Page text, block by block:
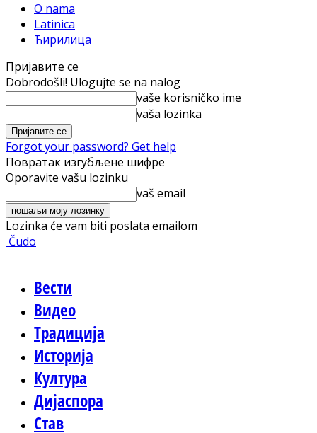
O nama
Latinica
Ћирилица
Пријавите се
Dobrodošli! Ulogujte se na nalog
vaše korisničko ime
vaša lozinka
Forgot your password? Get help
Повратак изгубљене шифре
Oporavite vašu lozinku
vaš email
Lozinka će vam biti poslata emailom
Čudo
Вести
Видео
Традиција
Историја
Култура
Дијаспора
Став